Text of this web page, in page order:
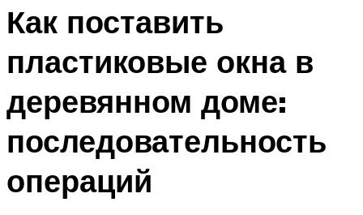
Как поставить
пластиковые окна в
деревянном доме:
последовательность
операций